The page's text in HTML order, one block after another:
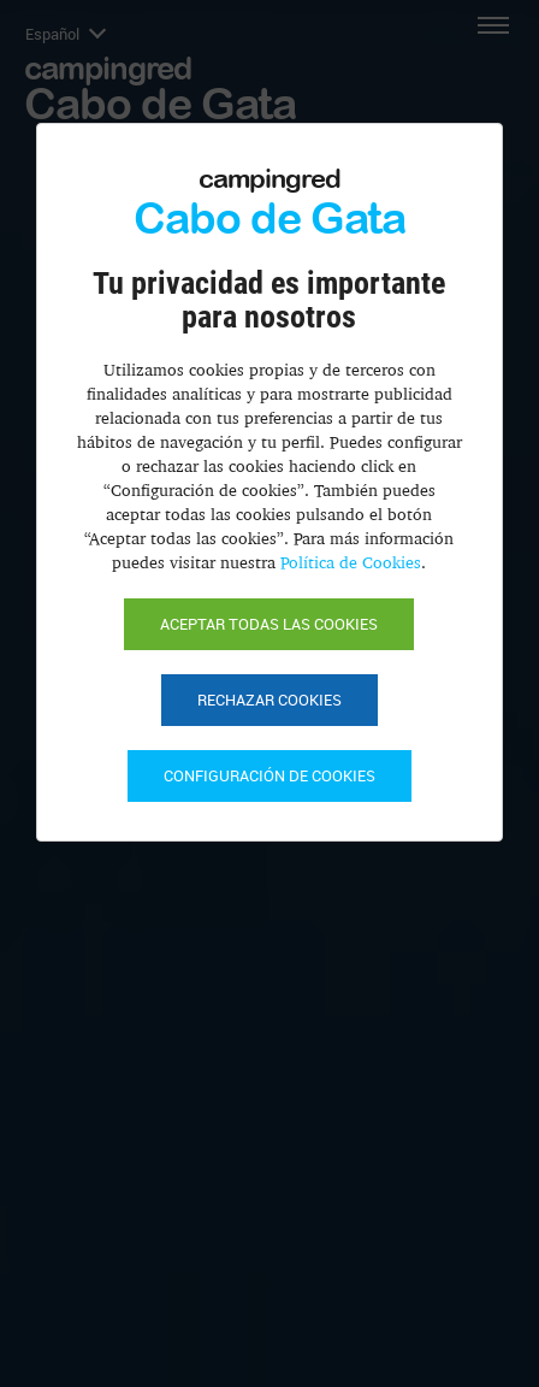
Español
campingred
Cabo de Gata
campingred
Cabo de Gata
Tu privacidad es importante
para nosotros
Utilizamos cookies propias y de terceros con
finalidades analíticas y para mostrarte publicidad
relacionada con tus preferencias a partir de tus
hábitos de navegación y tu perfil. Puedes configurar
o rechazar las cookies haciendo click en
“Configuración de cookies”. También puedes
aceptar todas las cookies pulsando el botón
“Aceptar todas las cookies”. Para más información
puedes visitar nuestraPolítica de Cookies.
ACEPTAR TODAS LAS COOKIES
RECHAZAR COOKIES
CONFIGURACIÓN DE COOKIES